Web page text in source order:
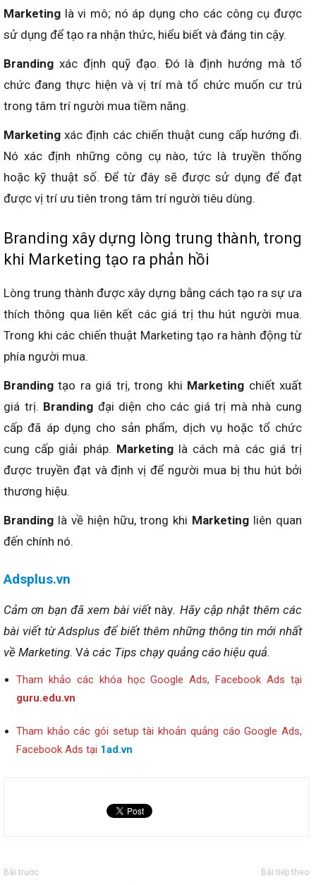
Marketing là vi mô; nó áp dụng cho các công cụ được
sử dụng để tạo ra nhận thức, hiểu biết và đáng tin cậy.
Branding xác định quỹ đạo. Đó là định hướng mà tổ
chức đang thực hiện và vị trí mà tổ chức muốn cư trú
trong tâm trí người mua tiềm năng.
Marketing xác định các chiến thuật cung cấp hướng đi.
Nó xác định những công cụ nào, tức là truyền thống
hoặc kỹ thuật số. Để từ đây sẽ được sử dụng để đạt
được vị trí ưu tiên trong tâm trí người tiêu dùng.
Branding xây dựng lòng trung thành, trong
khi Marketing tạo ra phản hồi
Lòng trung thành được xây dựng bằng cách tạo ra sự ưa
thích thông qua liên kết các giá trị thu hút người mua.
Trong khi các chiến thuật Marketing tạo ra hành động từ
phía người mua.
Branding tạo ra giá trị, trong khi Marketing chiết xuất
giá trị. Branding đại diện cho các giá trị mà nhà cung
cấp đã áp dụng cho sản phẩm, dịch vụ hoặc tổ chức
cung cấp giải pháp. Marketinglà cách mà các giá trị
được truyền đạt và định vị để người mua bị thu hút bởi
thương hiệu.
Branding là về hiện hữu, trong khi Marketing liên quan
đến chính nó.
Adsplus.vn
Cảm ơn bạn đã xem bài viết này. Hãy cập nhật thêm các
bài viết từ Adsplus để biết thêm những thông tin mới nhất
về Marketing. Và các Tips chạy quảng cáo hiệu quả.
Tham khảo các khóa học Google Ads, Facebook Ads tại
guru.edu.vn
Tham khảo các gói setup tài khoản quảng cáo Google Ads,
Facebook Ads tại 1ad.vn
Bài trước Bài tiếp theo